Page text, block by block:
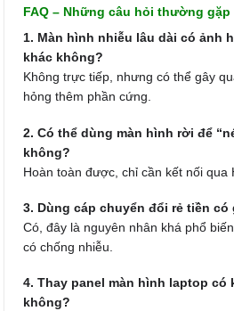
FAQ – Những câu hỏi thường gặp
1. Màn hình nhiễu lâu dài có ảnh
khác không?
Không trực tiếp, nhưng có thể gây
hỏng thêm phần cứng.
2. Có thể dùng màn hình rời để
không?
Hoàn toàn được, chỉ cần kết nối qua
3. Dùng cáp chuyển đổi rẻ tiền
Có, đây là nguyên nhân khá phổ
có chống nhiễu.
4. Thay panel màn hình laptop
không?